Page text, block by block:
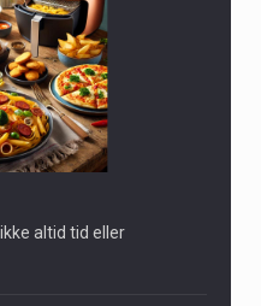
altid tid eller